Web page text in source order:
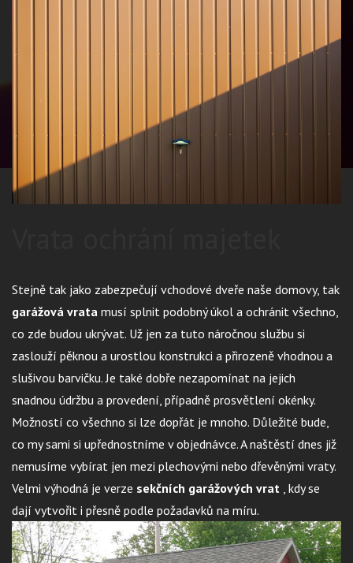
Stejně tak jako zabezpečují vchodové dveře naše domovy, tak
garážová vrata musí splnit podobný úkol a ochránit všechno,
co zde budou ukrývat. Už jen za tuto náročnou službu si
zaslouží pěknou a urostlou konstrukci a přirozeně vhodnou a
slušivou barvičku. Je také dobře nezapomínat na jejich
snadnou údržbu a provedení, případně prosvětlení okénky.
Možností co všechno si lze dopřát je mnoho. Důležité bude,
co my sami si upřednostníme v objednávce. A naštěstí dnes již
nemusíme vybírat jen mezi plechovými nebo dřevěnými vraty.
Velmi výhodná je verze sekčních garážových vrat , kdy se
dají vytvořit i přesně podle požadavků na míru.